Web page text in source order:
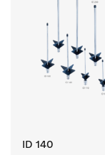
ID 140